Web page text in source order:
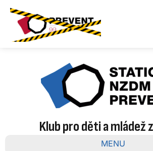
Skip
content
Klub pro děti a mládež
MENU